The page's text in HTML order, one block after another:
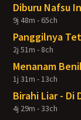
Diburu Nafsu
9j 48m - 65ch
Panggilnya
2j 51m - 8ch
Menanam
1j 31m - 13ch
Birahi Liar - Di
4j 29m - 33ch